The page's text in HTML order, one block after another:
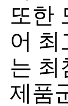
또한
어 최
는 최
제품